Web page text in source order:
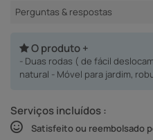
Perguntas & respostas
O produto +
- Duas rodas ( de fácil
natural - Móvel para jardim,
Serviços incluídos :
Satisfeito ou reembolsado